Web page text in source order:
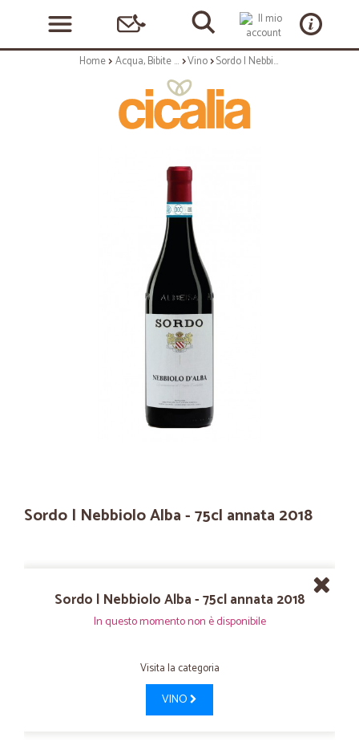
Home Acqua, Bibite e Alcolici Vino Sordo | Nebbiolo Alba - 75cl annata 2018
Sordo | Nebbiolo Alba - 75cl annata 2018
Sordo | Nebbiolo Alba - 75cl annata 2018
In questo momento non è disponibile
Visita la categoria
VINO